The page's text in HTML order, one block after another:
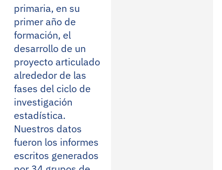
primaria, en su
primer año de
formación, el
desarrollo de un
proyecto articulado
alrededor de las
fases del ciclo de
investigación
estadística.
Nuestros datos
fueron los informes
escritos generados